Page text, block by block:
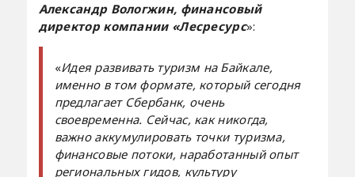
Александр Вологжин, финансовый
директор компании «Лесресурс»:
«Идея развивать туризм на Байкале,
именно в том формате, который сегодня
предлагает Сбербанк, очень
своевременна. Сейчас, как никогда,
важно аккумулировать точки туризма,
финансовые потоки, наработанный опыт
региональных гидов, культуру